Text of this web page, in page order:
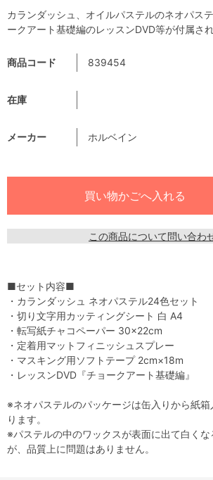
商品コード 839454
在庫
メーカー ホルベイン
この商品について問い合わ
カランダッシュ、オイルパステルのネオパス
ークアート基礎編のレッスンDVD等が付属さ
■セット内容■
・カランダッシュ ネオパステル24色セット
・切り文字用カッティングシート 白 A4
・転写紙チャコペーパー 30×22cm
・定着用マットフィニッシュスプレー
・マスキング用ソフトテープ 2cm×18m
・レッスンDVD『チョークアート基礎編』
※ネオパステルのパッケージは缶入りから紙
ります。
※パステルの中のワックスが表面に出て白く
が、品質上に問題はありません。